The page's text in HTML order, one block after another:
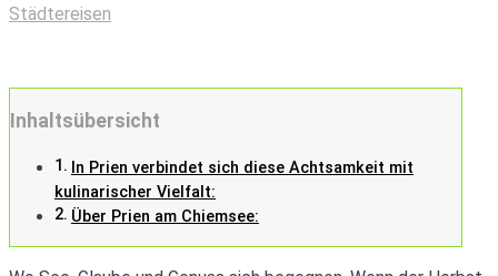
Städtereisen
Inhaltsübersicht
In Prien verbindet sich diese Achtsamkeit mit
kulinarischer Vielfalt:
Über Prien am Chiemsee: